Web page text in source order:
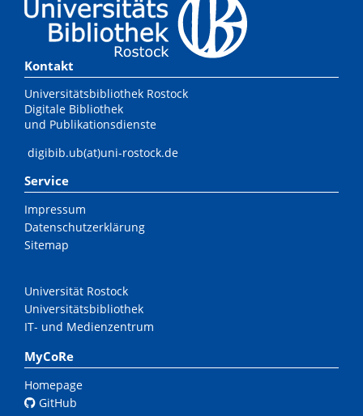
Kontakt
Universitätsbibliothek Rostock
Digitale Bibliothek
und Publikationsdienste
digibib.ub(at)uni-rostock.de
Service
Impressum
Datenschutzerklärung
Sitemap
Universität Rostock
Universitätsbibliothek
IT- und Medienzentrum
MyCoRe
Homepage
GitHub